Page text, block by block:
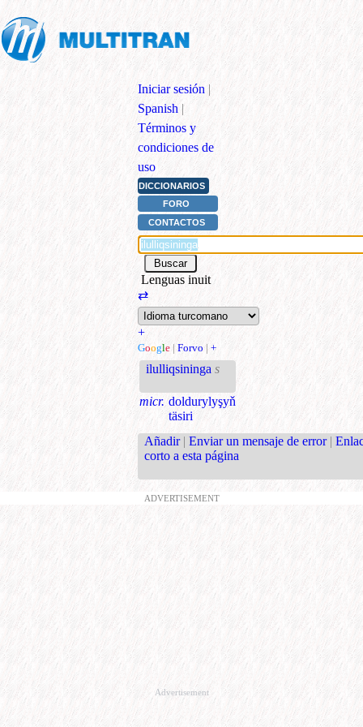
Iniciar sesión |
Spanish |
Términos y
condiciones de
uso
DICCIONARIOS
FORO
CONTACTOS
Lenguas inuit
⇄
+
Google | Forvo | +
ilulliqsininga s
micr. doldurylyşyň
täsiri
Añadir | Enviar un mensaje de error |
corto a esta página
ADVERTISEMENT
Advertisement